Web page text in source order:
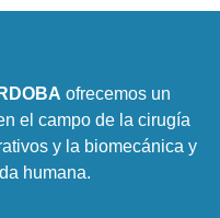
ofrecemos un
el campo de la cirugía
y la biomecánica y
humana.